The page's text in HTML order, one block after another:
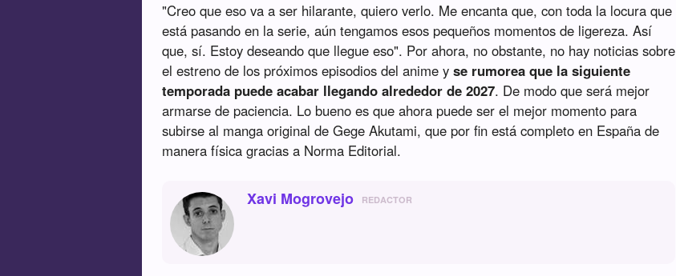
"Creo que eso va a ser hilarante, quiero verlo. Me encanta que, con toda la locura que
está pasando en la serie, aún tengamos esos pequeños momentos de ligereza. Así
que, sí. Estoy deseando que llegue eso". Por ahora, no obstante, no hay noticias sobre
el estreno de los próximos episodios del anime yse rumorea que la siguiente
temporada puede acabar llegando alrededor de 2027. De modo que será mejor
armarse de paciencia. Lo bueno es que ahora puede ser el mejor momento para
subirse al manga original de Gege Akutami, que por fin está completo en España de
manera física gracias a Norma Editorial.
Xavi Mogrovejo REDACTOR